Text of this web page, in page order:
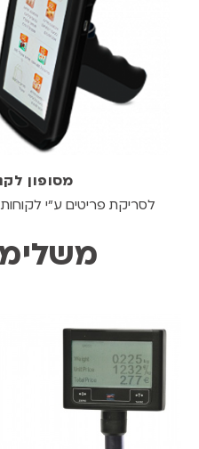
מסופון
לסריקת פריטים ע"י